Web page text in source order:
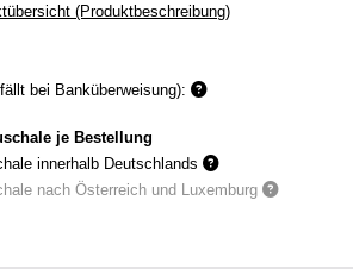
(Produktbeschreibung)
bei Banküberweisung):
je Bestellung
innerhalb Deutschlands
nach Österreich und Luxemburg